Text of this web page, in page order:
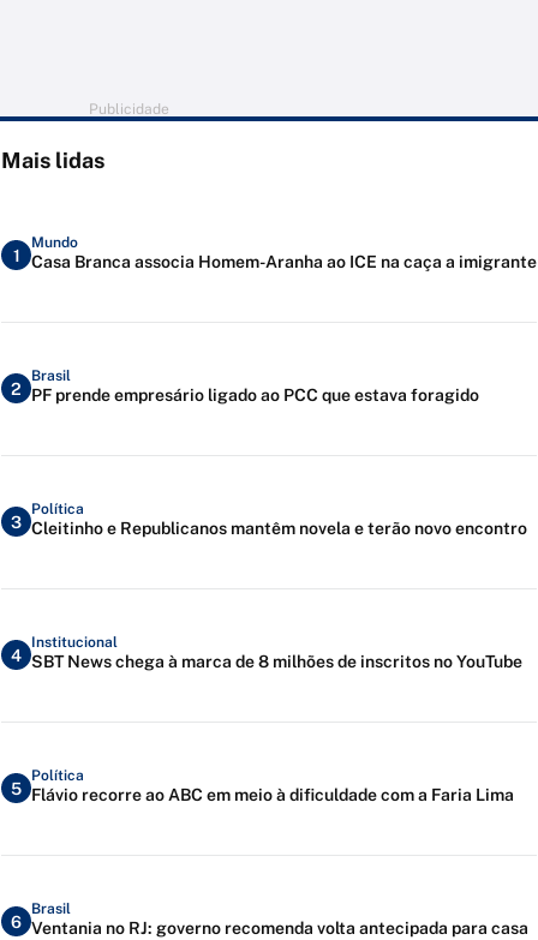
Publicidade
Mais lidas
1
Mundo
Casa Branca associa Homem-Aranha ao ICE na caça a imigrante
2
Brasil
PF prende empresário ligado ao PCC que estava foragido
3
Política
Cleitinho e Republicanos mantêm novela e terão novo encontro
4
Institucional
SBT News chega à marca de 8 milhões de inscritos no YouTube
5
Política
Flávio recorre ao ABC em meio à dificuldade com a Faria Lima
6
Brasil
Ventania no RJ: governo recomenda volta antecipada para casa